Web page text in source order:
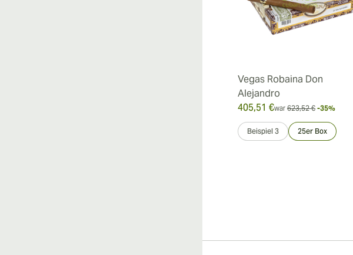
Vegas Robaina Don
Alejandro
405,51 €war 623,52 € -35%
Beispiel 3 25er Box